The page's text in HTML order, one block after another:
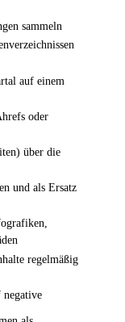
sammeln
auf einem
oder
über die
und als Ersatz
regelmäßig